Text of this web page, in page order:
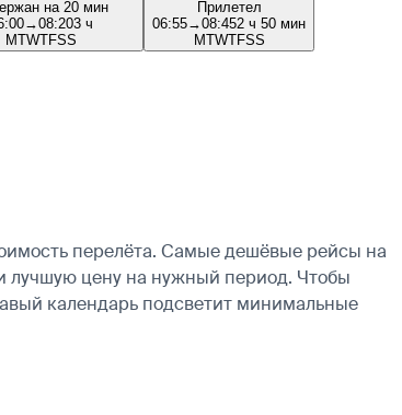
на 20 мин
→08:203 ч
MTWTFSS
Прилетел
06:55→08:452 ч 50 мин
MTWTFSS
перелёта. Самые дешёвые рейсы на
лучшую цену на нужный период. Чтобы
календарь подсветит минимальные